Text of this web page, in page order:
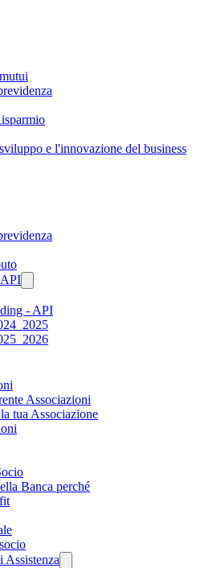
e l'innovazione del business
- API
Associazioni
tua Associazione
Banca perché